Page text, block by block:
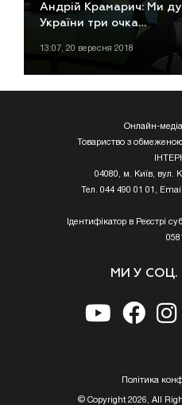
Андрій Крамарич: Ми
України три очка…
13:07, 20 вересня 2018
Онлайн-
Товариство з обмеженою
04080, м. Київ, вул.
Тел. 044 490 01 01,
Ідентифікатор в Реєстрі
МИ У
Полiтика
© Copyright 2026, All